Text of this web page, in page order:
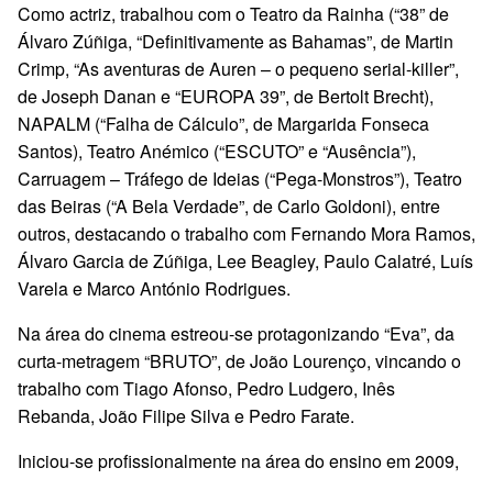
Como actriz, trabalhou com o Teatro da Rainha (“38” de
Álvaro Zúñiga, “Definitivamente as Bahamas”, de Martin
Crimp, “As aventuras de Auren – o pequeno serial-killer”,
de Joseph Danan e “EUROPA 39”, de Bertolt Brecht),
NAPALM (“Falha de Cálculo”, de Margarida Fonseca
Santos), Teatro Anémico (“ESCUTO” e “Ausência”),
Carruagem – Tráfego de Ideias (“Pega-Monstros”), Teatro
das Beiras (“A Bela Verdade”, de Carlo Goldoni), entre
outros, destacando o trabalho com Fernando Mora Ramos,
Álvaro Garcia de Zúñiga, Lee Beagley, Paulo Calatré, Luís
Varela e Marco António Rodrigues.
Na área do cinema estreou-se protagonizando “Eva”, da
curta-metragem “BRUTO”, de João Lourenço, vincando o
trabalho com Tiago Afonso, Pedro Ludgero, Inês
Rebanda, João Filipe Silva e Pedro Farate.
Iniciou-se profissionalmente na área do ensino em 2009,